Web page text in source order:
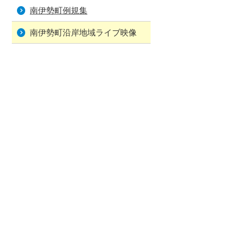
南伊勢町例規集
南伊勢町沿岸地域ライブ映像